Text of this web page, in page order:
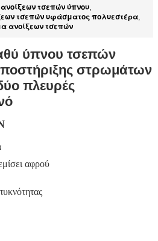
τσεπών ύπνου,
τσεπών υφάσματος πολυεστέρα,
ανοίξεων τσεπών
ύπνου τσεπών
στρωμάτων
πλευρές
αφρού